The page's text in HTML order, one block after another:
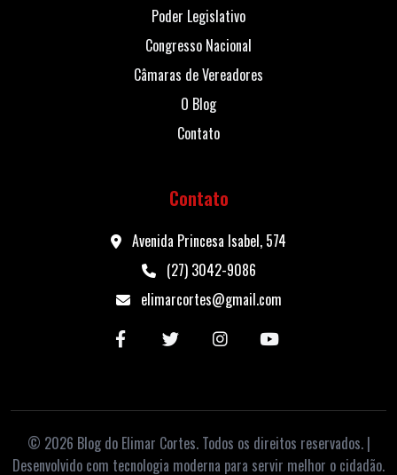
Poder Legislativo
Congresso Nacional
Câmaras de Vereadores
O Blog
Contato
Contato
Avenida Princesa Isabel, 574
(27) 3042-9086
elimarcortes@gmail.com
© 2026 Blog do Elimar Cortes. Todos os direitos reservados. |
Desenvolvido com tecnologia moderna para servir melhor o cidadão.